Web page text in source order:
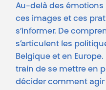
Au-delà des
ces images et ces
s’informer. De
s’articulent les
Belgique et en
train de se mettre en
décider comment agir